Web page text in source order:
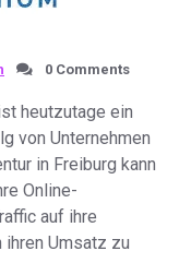
0 Comments
heutzutage ein
von Unternehmen
in Freiburg kann
Online-
auf ihre
Umsatz zu